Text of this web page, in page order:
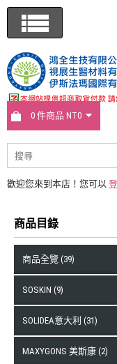
0 件商品 NT0
歡迎您來到本店！您可以
商品目錄
商品全覽 (39)
SOSKIN (9)
SOLIDEA意大利 (31)
MAXYGONS 美斯康 (2)